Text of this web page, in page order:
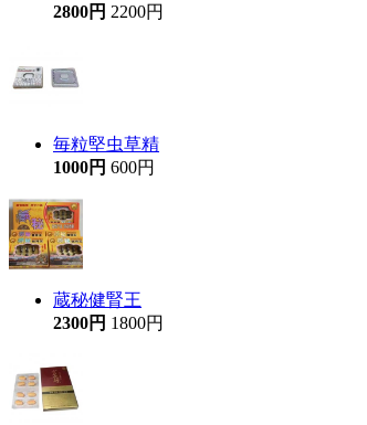
2800円 2200円
毎粒堅虫草精
1000円 600円
蔵秘健腎王
2300円 1800円